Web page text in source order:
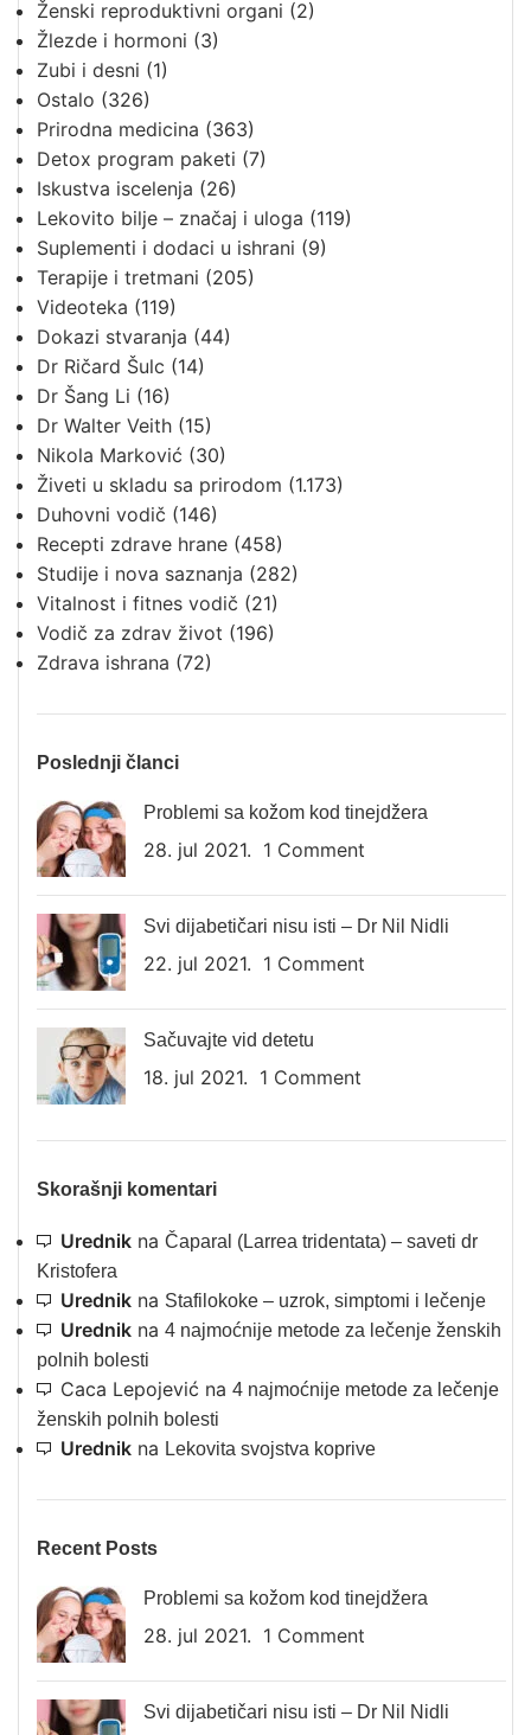
Ženski reproduktivni organi (2)
Žlezde i hormoni (3)
Zubi i desni (1)
Ostalo (326)
Prirodna medicina (363)
Detox program paketi (7)
Iskustva iscelenja (26)
Lekovito bilje – značaj i uloga (119)
Suplementi i dodaci u ishrani (9)
Terapije i tretmani (205)
Videoteka (119)
Dokazi stvaranja (44)
Dr Ričard Šulc (14)
Dr Šang Li (16)
Dr Walter Veith (15)
Nikola Marković (30)
Živeti u skladu sa prirodom (1.173)
Duhovni vodič (146)
Recepti zdrave hrane (458)
Studije i nova saznanja (282)
Vitalnost i fitnes vodič (21)
Vodič za zdrav život (196)
Zdrava ishrana (72)
Poslednji članci
Problemi sa kožom kod tinejdžera
28. jul 2021. 1 Comment
Svi dijabetičari nisu isti – Dr Nil Nidli
22. jul 2021. 1 Comment
Sačuvajte vid detetu
18. jul 2021. 1 Comment
Skorašnji komentari
Urednik na Čaparal (Larrea tridentata) – saveti dr
Kristofera
Urednik na Stafilokoke – uzrok, simptomi i lečenje
Urednik na 4 najmoćnije metode za lečenje ženskih
polnih bolesti
Caca Lepojević na 4 najmoćnije metode za lečenje
ženskih polnih bolesti
Urednik na Lekovita svojstva koprive
Recent Posts
Problemi sa kožom kod tinejdžera
28. jul 2021. 1 Comment
Svi dijabetičari nisu isti – Dr Nil Nidli